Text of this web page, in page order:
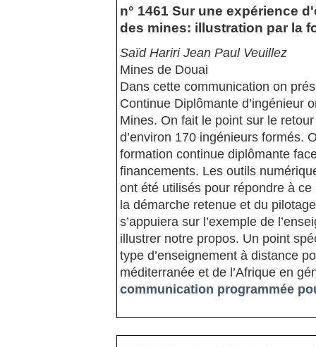
n° 1461 Sur une expérience
des mines: illustration par la
Saïd Hariri Jean Paul Veuillez
Mines de Douai
Dans cette communication on
Continue Diplômante d’ingénieur
Mines. On fait le point sur le
d’environ 170 ingénieurs formés.
formation continue diplômante
financements. Les outils
ont été utilisés pour répondre à
la démarche retenue et du
s’appuiera sur l’exemple de
illustrer notre propos. Un point
type d’enseignement à distance
méditerranée et de l’Afrique en
communication programmée